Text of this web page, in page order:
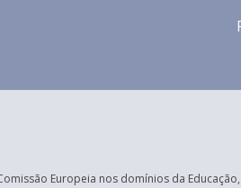
Europeia nos domínios da